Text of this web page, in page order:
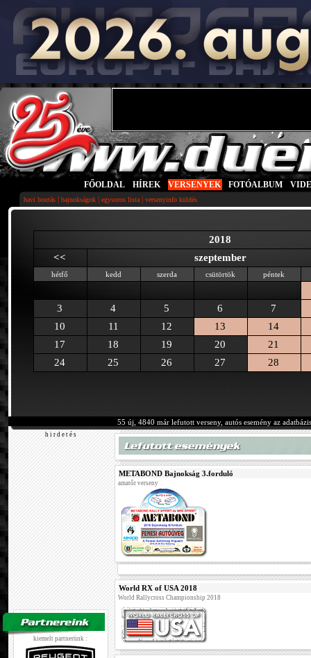
FŐOLDAL HÍREK VERSENYEK FOTÓALBUM
havi bontás | bajnokságok | egysoros lista | versenyinfo küldés
2018
<<
szeptember
hétfő kedd szerda csütörtök péntek
3 4 5 6
7
10
11 12 13
14
17
18 19 20
21
24
25 26 27 28
55 új, 4840 már lefutott verseny, autós esemény az
h i r d e t é s
kiemelt partnerünk :
METABOND Bajnokság 3.forduló
amatőr verseny
World RX of USA 2018
World Rallycross Championship 2018